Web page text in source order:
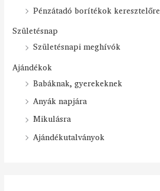
Pénzátadó borítékok keresztelőre
Születésnap
Születésnapi meghívók
Ajándékok
Babáknak, gyerekeknek
Anyák napjára
Mikulásra
Ajándékutalványok